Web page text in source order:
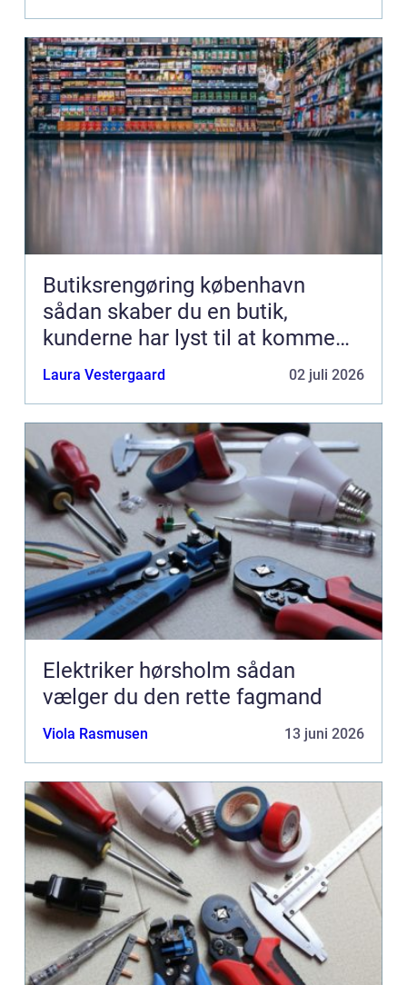
Butiksrengøring københavn
sådan skaber du en butik,
kunderne har lyst til at komme
tilbage til
Laura Vestergaard 02 juli 2026
Elektriker hørsholm sådan
vælger du den rette fagmand
Viola Rasmusen 13 juni 2026